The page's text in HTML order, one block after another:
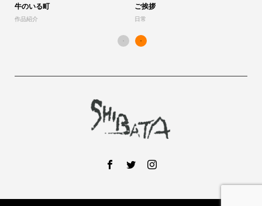
牛のいる町
作品紹介
ご挨拶
日常